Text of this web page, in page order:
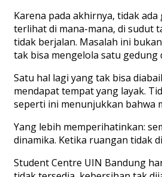
Karena pada akhirnya, tidak
terlihat di mana-mana, di sudut
tidak berjalan. Masalah ini
tak bisa mengelola satu gedung
Satu hal lagi yang tak bisa
mendapat tempat yang layak.
seperti ini menunjukkan bahwa
Yang lebih memperihatinkan:
dinamika. Ketika ruangan tidak
Student Centre UIN Bandung